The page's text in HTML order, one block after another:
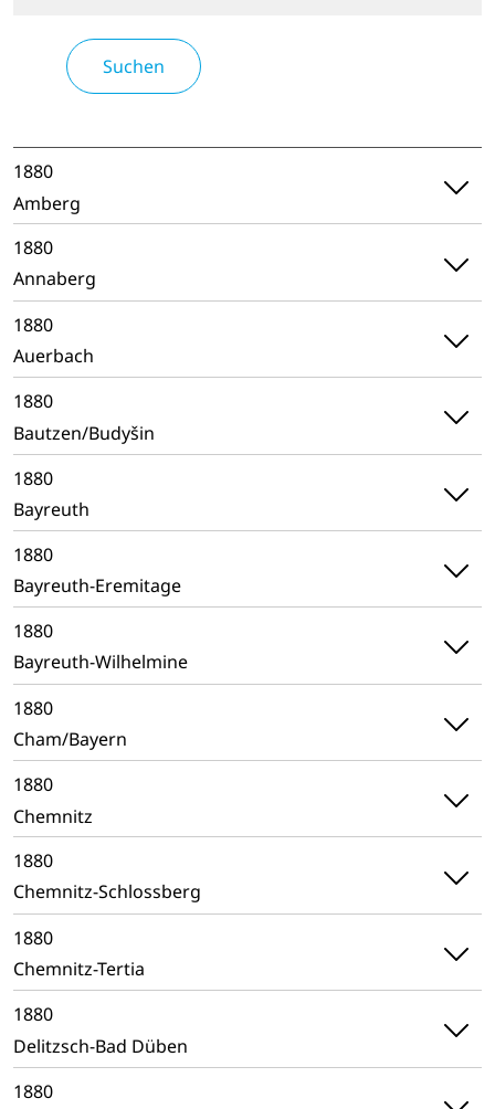
1880
Amberg
1880
Annaberg
1880
Auerbach
1880
Bautzen/Budyšin
1880
Bayreuth
1880
Bayreuth-Eremitage
1880
Bayreuth-Wilhelmine
1880
Cham/Bayern
1880
Chemnitz
1880
Chemnitz-Schlossberg
1880
Chemnitz-Tertia
1880
Delitzsch-Bad Düben
1880